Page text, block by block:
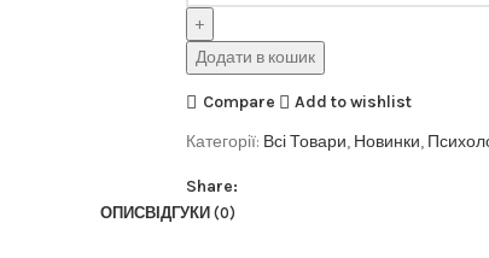
Додати в кошик
Compare
Add to wishlist
Категорії: Всі Товари, Новинки,
Share:
ОПИСВІДГУКИ (0)